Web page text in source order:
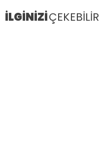
İLGİNİZİÇEKEBİLİR